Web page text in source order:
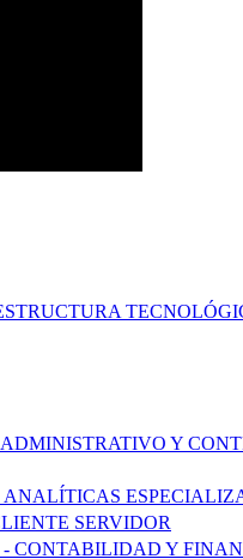
Y
ANALÍTICAS
SERVIDOR
- CONTABILIDAD Y